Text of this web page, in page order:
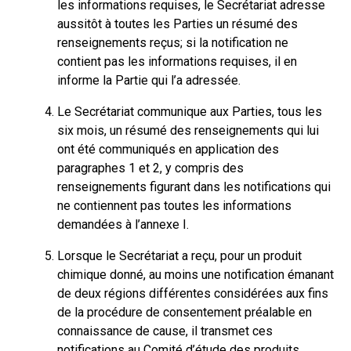
les informations requises, le Secrétariat adresse
aussitôt à toutes les Parties un résumé des
renseignements reçus; si la notification ne
contient pas les informations requises, il en
informe la Partie qui l’a adressée.
Le Secrétariat communique aux Parties, tous les
six mois, un résumé des renseignements qui lui
ont été communiqués en application des
paragraphes 1 et 2, y compris des
renseignements figurant dans les notifications qui
ne contiennent pas toutes les informations
demandées à l’annexe I.
Lorsque le Secrétariat a reçu, pour un produit
chimique donné, au moins une notification émanant
de deux régions différentes considérées aux fins
de la procédure de consentement préalable en
connaissance de cause, il transmet ces